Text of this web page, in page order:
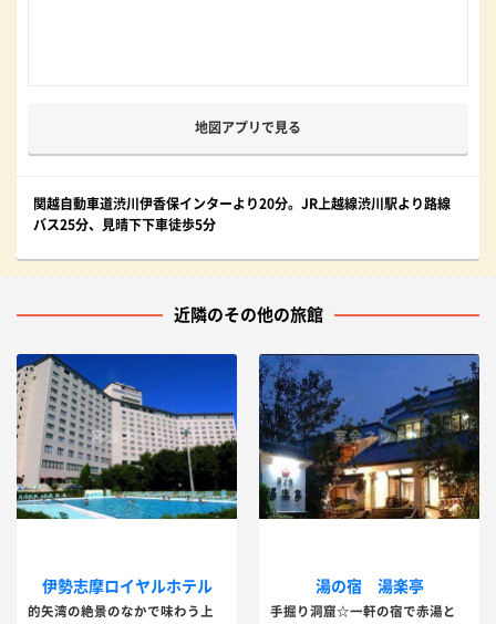
地図アプリで見る
関越自動車道渋川伊香保インターより20分。JR上越線渋川駅より路線
バス25分、見晴下下車徒歩5分
近隣のその他の旅館
伊勢志摩ロイヤルホテル
的矢湾の絶景のなかで味わう上
湯の宿 湯楽亭
手掘り洞窟☆一軒の宿で赤湯と